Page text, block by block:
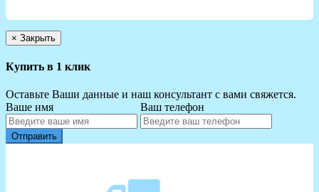
× Закрыть
Купить в 1 клик
Оставьте Ваши данные и наш консультант с вами свяжется.
Ваше имя
Ваш телефон
Отправить